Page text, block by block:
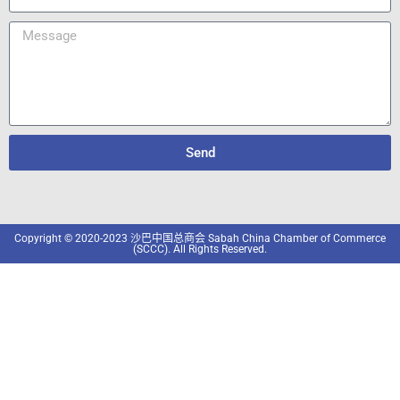
Send
Copyright © 2020-2023 沙巴中国总商会 Sabah China Chamber of Commerce
(SCCC). All Rights Reserved.